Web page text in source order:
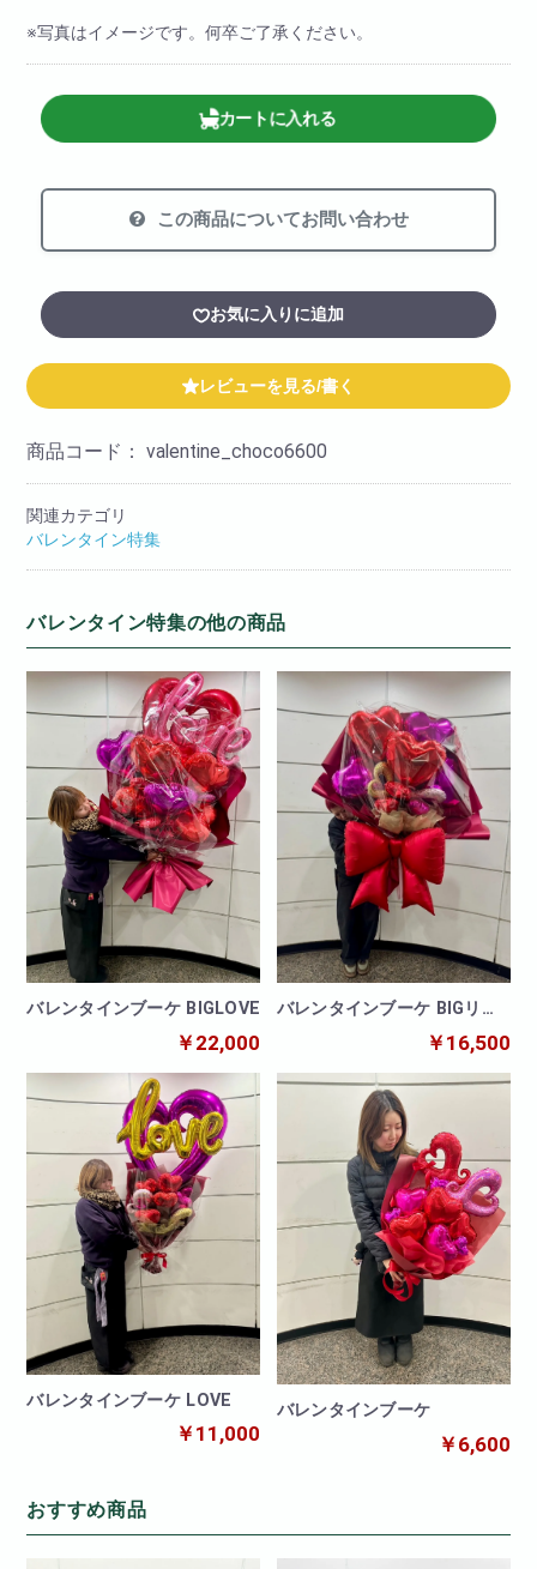
※写真はイメージです。何卒ご了承ください。
カートに入れる
この商品についてお問い合わせ
お気に入りに追加
レビューを見る/書く
商品コード：valentine_choco6600
関連カテゴリ
バレンタイン特集
バレンタイン特集の他の商品
バレンタインブーケ BIGLOVE
￥22,000
バレンタインブーケ BIGリボ
￥16,500
バレンタインブーケ LOVE
￥11,000
バレンタインブーケ
￥6,600
おすすめ商品